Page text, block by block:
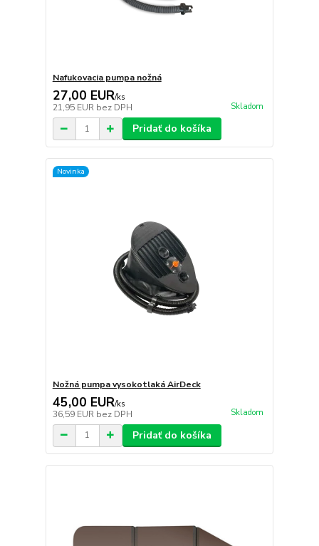
Nafukovacia pumpa nožná
27,00 EUR/ks
21,95 EUR bez DPH Skladom
Pridať do košíka
Novinka
Nožná pumpa vysokotlaká AirDeck
45,00 EUR/ks
36,59 EUR bez DPH Skladom
Pridať do košíka